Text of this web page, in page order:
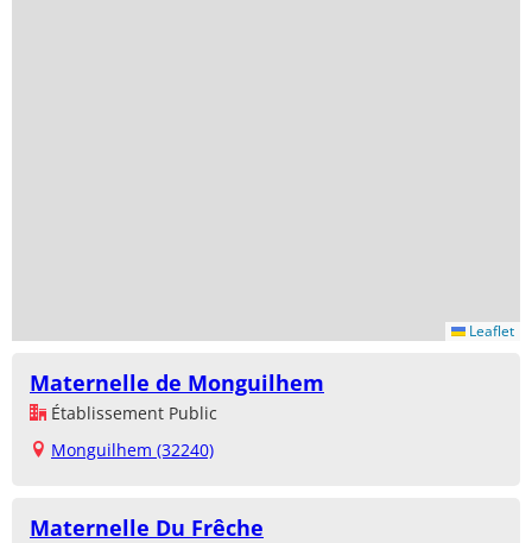
Leaflet
Maternelle de Monguilhem
Établissement Public
Monguilhem (32240)
Maternelle Du Frêche